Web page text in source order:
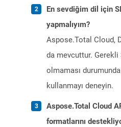
En sevdiğim dil için
yapmalıyım?
Aspose.Total Cloud,
da mevcuttur. Gerekli
olmaması
kullanmayı deneyin.
Aspose.Total Cloud
formatlarını